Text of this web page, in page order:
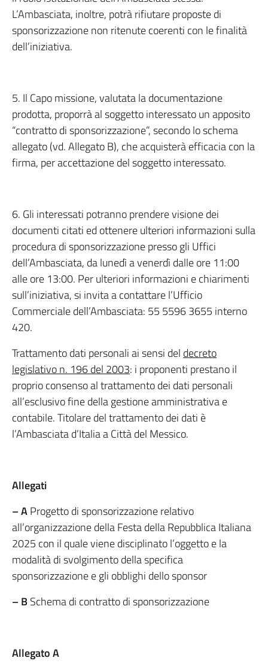
L’Ambasciata, inoltre, potrà rifiutare proposte di
sponsorizzazione non ritenute coerenti con le finalità
dell’iniziativa.
5. Il Capo missione, valutata la documentazione
prodotta, proporrà al soggetto interessato un apposito
“contratto di sponsorizzazione”, secondo lo schema
allegato (vd. Allegato B), che acquisterà efficacia con la
firma, per accettazione del soggetto interessato.
6. Gli interessati potranno prendere visione dei
documenti citati ed ottenere ulteriori informazioni sulla
procedura di sponsorizzazione presso gli Uffici
dell’Ambasciata, da lunedì a venerdì dalle ore 11:00
alle ore 13:00. Per ulteriori informazioni e chiarimenti
sull’iniziativa, si invita a contattare l’Ufficio
Commerciale dell’Ambasciata: 55 5596 3655 interno
420.
Trattamento dati personali ai sensi del decreto
legislativo n. 196 del 2003: i proponenti prestano il
proprio consenso al trattamento dei dati personali
all’esclusivo fine della gestione amministrativa e
contabile. Titolare del trattamento dei dati è
l’Ambasciata d’Italia a Città del Messico.
Allegati
– AProgetto di sponsorizzazione relativo
all’organizzazione della Festa della Repubblica Italiana
2025 con il quale viene disciplinato l’oggetto e la
modalità di svolgimento della specifica
sponsorizzazione e gli obblighi dello sponsor
– BSchema di contratto di sponsorizzazione
Allegato A